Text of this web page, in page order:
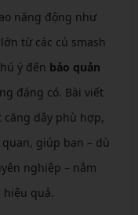
năng động như
từ các cú smash
ý đến bảo quản
đáng có. Bài viết
căng dây phù hợp,
giúp bạn – dù
nghiệp – nắm
hiệu quả.